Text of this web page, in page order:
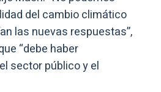
del cambio climático
las nuevas respuestas”,
“debe haber
sector público y el